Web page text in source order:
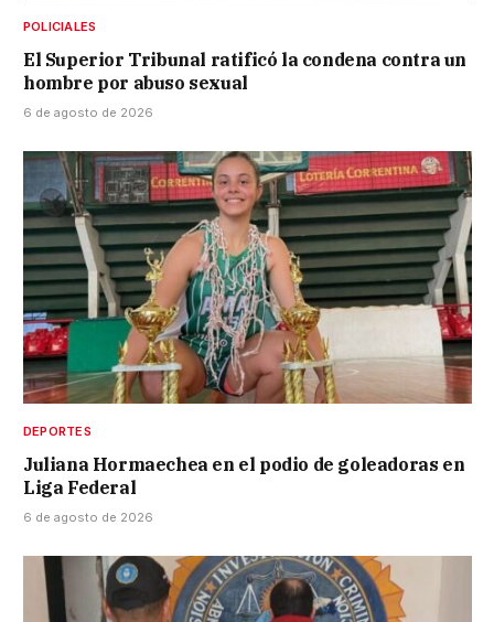
POLICIALES
El Superior Tribunal ratificó la condena contra un
hombre por abuso sexual
6 de agosto de 2026
DEPORTES
Juliana Hormaechea en el podio de goleadoras en
Liga Federal
6 de agosto de 2026